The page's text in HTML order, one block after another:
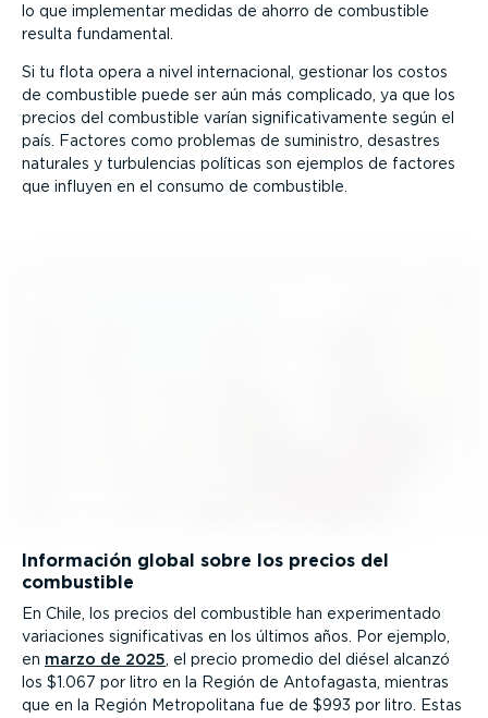
lo que implementar medidas de ahorro de combustible
resulta fundamental.
Si tu flota opera a nivel inter­na­cional, gestionar los costos
de combustible puede ser aún más complicado, ya que los
precios del combustible varían signi­fi­ca­ti­va­mente según el
país. Factores como problemas de suministro, desastres
naturales y turbu­lencias políticas son ejemplos de factores
que influyen en el consumo de combustible.
Información global sobre los precios del
combustible
En Chile, los precios del combustible han experi­mentado
variaciones signi­fi­ca­tivas en los últimos años. Por ejemplo,
en marzo de 2025, el precio promedio del diésel alcanzó
los $1.067 por litro en la Región de Antofagasta, mientras
que en la Región Metro­po­litana fue de $993 por litro. Estas